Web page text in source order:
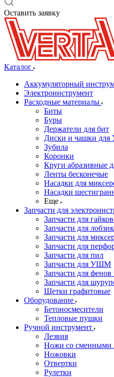
Оставить заявку
Каталог
Аккумуляторный
Электроинструмент
Расходные материалы
Биты
Буры
Держатели для бит
Диски и чашки
Зубила
Коронки
Круги
Ленты бесконечые
Насадки для
Насадки
Еще
Запчасти для
Запчасти для
Запчасти для
Запчасти для
Запчасти для
Запчасти для пил
Запчасти для УШМ
Запчасти для фенов
Запчасти для
Щетки графитовые
Оборудование
Бетоносмесители
Тепловые пушки
Ручной инструмент
Лезвия
Ножи со сменными
Ножовки
Отвертки
Рулетки